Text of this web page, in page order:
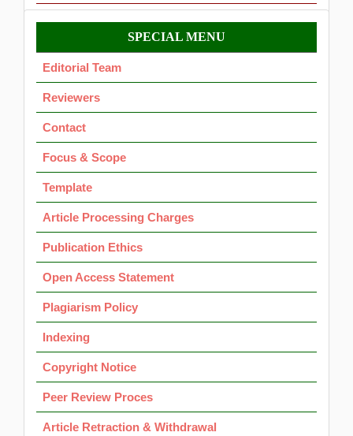
Menu
OK
SPECIAL MENU
Editorial Team
Reviewers
Contact
Focus & Scope
Template
Article Processing Charges
Publication Ethics
Open Access Statement
Plagiarism Policy
Indexing
Copyright Notice
Peer Review Proces
Article Retraction & Withdrawal